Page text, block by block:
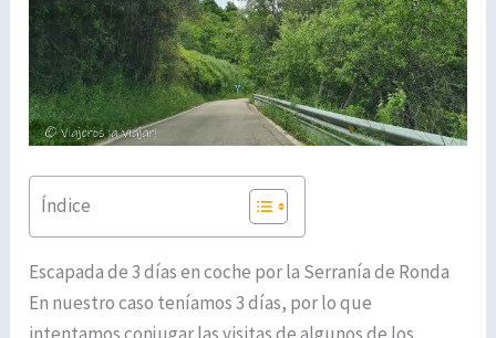
Índice
Escapada de 3 días en coche por la Serranía de Ronda
En nuestro caso teníamos 3 días, por lo que